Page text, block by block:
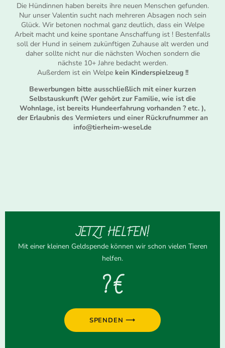
Die Hündinnen haben bereits ihre neuen Menschen gefunden.
Nur unser Valentin sucht nach mehreren Absagen noch sein
Glück. Wir betonen nochmal ganz deutlich, dass ein Welpe
Arbeit macht und keine spontane Anschaffung ist ! Bestenfalls
soll der Hund in seinem zukünftigen Zuhause alt werden und
daher sollte nicht nur die nächsten Wochen sondern die
nächste 10+ Jahre bedacht werden.
Außerdem ist ein Welpe kein Kinderspielzeug !!
Bewerbungen bitte ausschließlich mit einer kurzen
Selbstauskunft (Wer gehört zur Familie, wie ist die
Wohnlage, ist bereits Hundeerfahrung vorhanden ? etc. ),
der Erlaubnis des Vermieters und einer Rückrufnummer an
info@tierheim-wesel.de
JETZT HELFEN!
Mit einer kleinen Geldspende können wir schon vielen Tieren
helfen.
? €
SPENDEN ⟶